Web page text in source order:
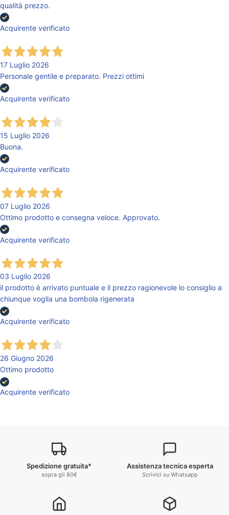
qualità prezzo.
Acquirente verificato
17 Luglio 2026
Personale gentile e preparato. Prezzi ottimi
Acquirente verificato
15 Luglio 2026
Buona.
Acquirente verificato
07 Luglio 2026
Ottimo prodotto e consegna veloce. Approvato.
Acquirente verificato
03 Luglio 2026
il prodotto è arrivato puntuale e il prezzo ragionevole lo consiglio a
chiunque voglia una bombola rigenerata
Acquirente verificato
26 Giugno 2026
Ottimo prodotto
Acquirente verificato
Spedizione gratuita*
sopra gli 80€
Assistenza tecnica esperta
Scrivici su Whatsapp